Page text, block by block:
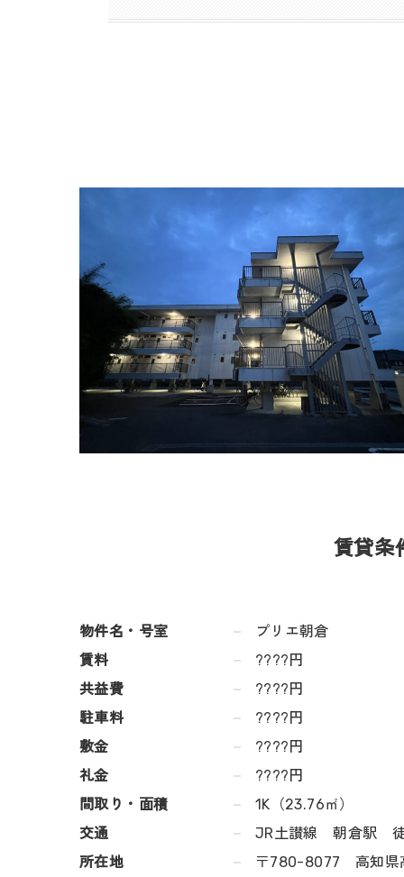
賃貸条
物件名・号室
プリエ朝倉
賃料
????円
共益費
????円
駐車料
????円
敷金
????円
礼金
????円
間取り・面積
1K（23.76㎡）
交通
JR土讃線 朝倉駅
所在地
〒780-8077 高知県